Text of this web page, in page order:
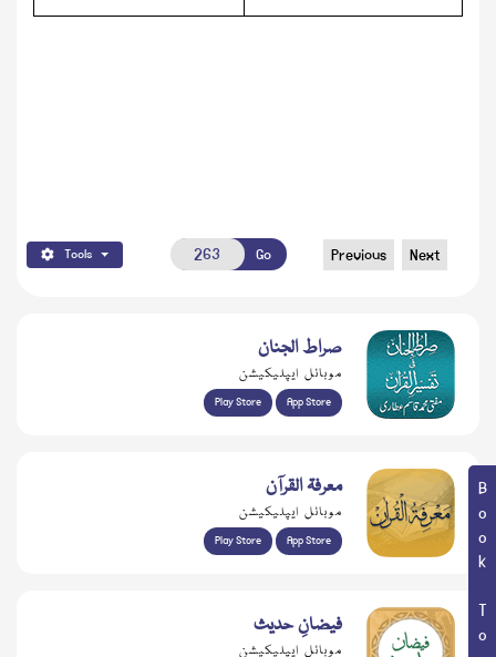
Book Topic
Tools Go Previous Next
صراط الجنان
موبائل ایپلیکیشن
Play Store App Store
معرفۃ القرآن
موبائل ایپلیکیشن
Play Store App Store
فیضانِ حدیث
موبائل ایپلیکیشن